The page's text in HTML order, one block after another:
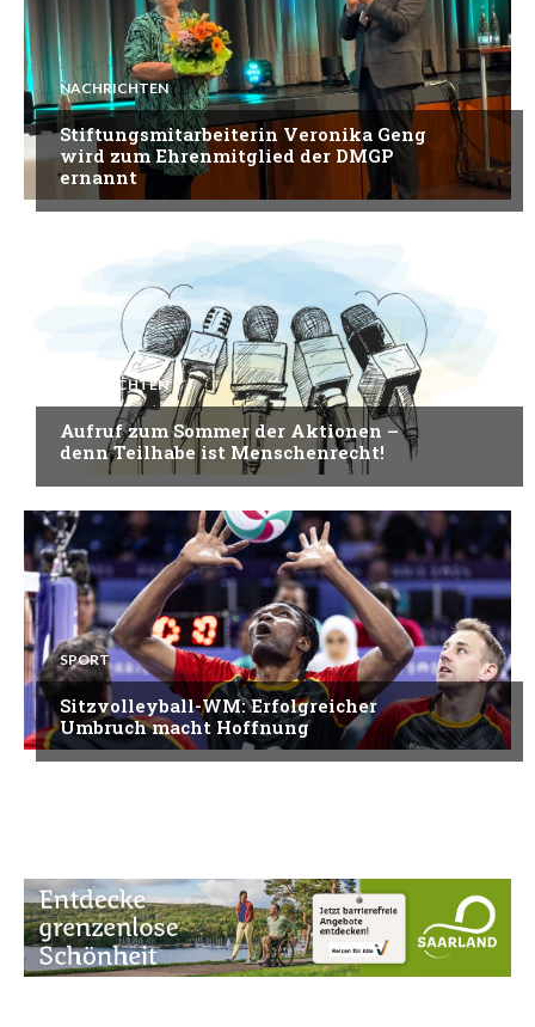
NACHRICHTEN
Stiftungsmitarbeiterin Veronika Geng
wird zum Ehrenmitglied der DMGP
ernannt
NACHRICHTEN
Aufruf zum Sommer der Aktionen –
denn Teilhabe ist Menschenrecht!
SPORT
Sitzvolleyball-WM: Erfolgreicher
Umbruch macht Hoffnung